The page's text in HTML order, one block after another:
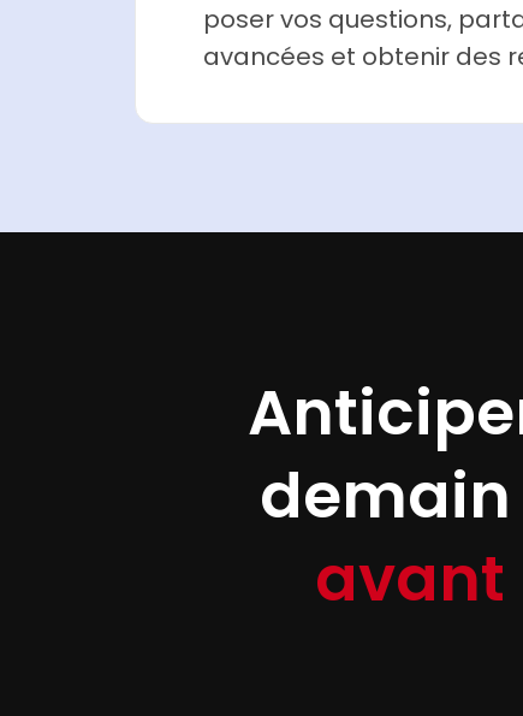
poser vos questions,
avancées et obtenir des
demain
avant